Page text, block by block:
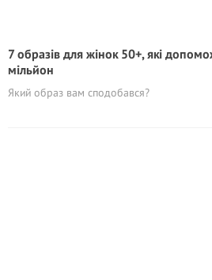
7 образів для жінок 50+, які
мільйoн
Який образ вам сподобався?